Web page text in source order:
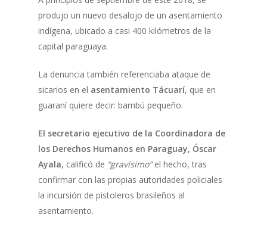
produjo un nuevo desalojo de un asentamiento
indígena, ubicado a casi 400 kilómetros de la
capital paraguaya.
La denuncia también referenciaba ataque de
sicarios en el asentamiento Tácuarí, que en
guaraní quiere decir: bambú pequeño.
El secretario ejecutivo de la Coordinadora de
los Derechos Humanos en Paraguay, Óscar
Ayala, calificó de “gravísimo”el hecho, tras
confirmar con las propias autoridades policiales
la incursión de pistoleros brasileños al
asentamiento.